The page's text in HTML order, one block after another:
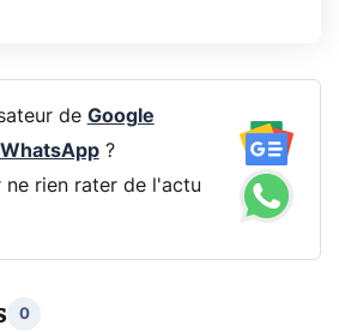
de Google
WhatsApp?
ne rien rater de l'actu
0